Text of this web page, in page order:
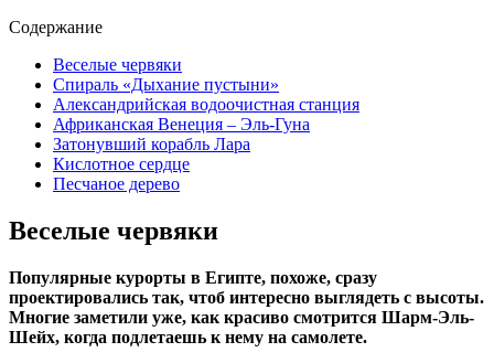
Содержание
Веселые червяки
Спираль «Дыхание пустыни»
Александрийская водоочистная станция
Африканская Венеция – Эль-Гуна
Затонувший корабль Лара
Кислотное сердце
Песчаное дерево
Веселые червяки
Популярные курорты в Египте, похоже, сразу
проектировались так, чтоб интересно выглядеть с высоты.
Многие заметили уже, как красиво смотрится Шарм-Эль-
Шейх, когда подлетаешь к нему на самолете.